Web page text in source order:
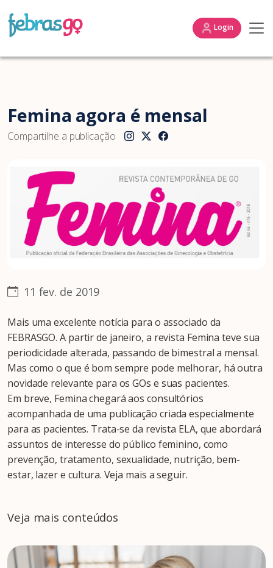
Login
Femina agora é mensal
Compartilhe a publicação
11 fev. de 2019
Mais uma excelente notícia para o associado da
FEBRASGO. A partir de janeiro, a revista Femina teve sua
periodicidade alterada, passando de bimestral a mensal.
Mas como o que é bom sempre pode melhorar, há outra
novidade relevante para os GOs e suas pacientes.
Em breve, Femina chegará aos consultórios
acompanhada de uma publicação criada especialmente
para as pacientes. Trata-se da revista ELA, que abordará
assuntos de interesse do público feminino, como
prevenção, tratamento, sexualidade, nutrição, bem-
estar, lazer e cultura. Veja mais a seguir.
Veja mais conteúdos